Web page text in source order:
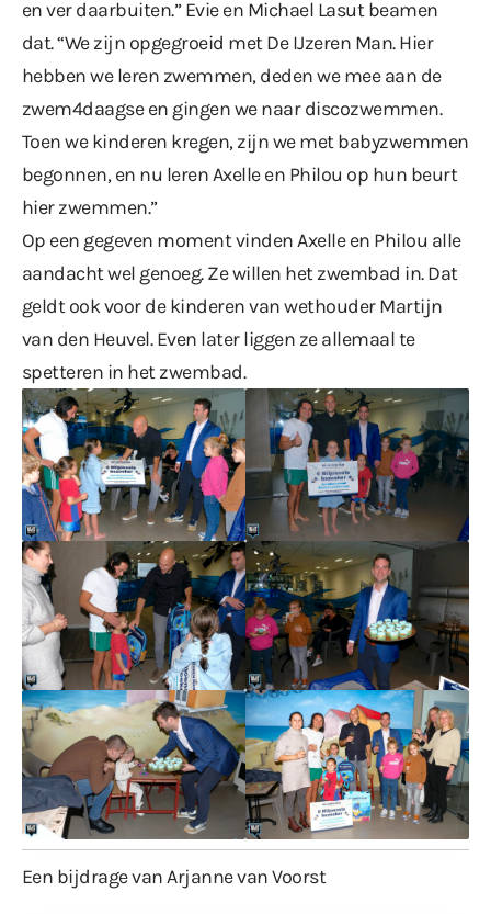
en ver daarbuiten.” Evie en Michael Lasut beamen
dat. “We zijn opgegroeid met De IJzeren Man. Hier
hebben we leren zwemmen, deden we mee aan de
zwem4daagse en gingen we naar discozwemmen.
Toen we kinderen kregen, zijn we met babyzwemmen
begonnen, en nu leren Axelle en Philou op hun beurt
hier zwemmen.”
Op een gegeven moment vinden Axelle en Philou alle
aandacht wel genoeg. Ze willen het zwembad in. Dat
geldt ook voor de kinderen van wethouder Martijn
van den Heuvel. Even later liggen ze allemaal te
spetteren in het zwembad.
Een bijdrage van Arjanne van Voorst